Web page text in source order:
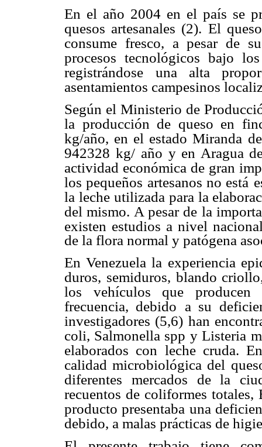
En el año 2004 en el país se
quesos artesanales (2). El
consume fresco, a pesar de su
procesos tecnológicos bajo
registrándose
una alta
asentamientos campesinos
Según el Ministerio de
la producción de queso en
kg/año, en el estado Miranda
942328 kg/ año y en Aragua
actividad económica de gran
los pequeños artesanos no está
la leche utilizada para la
del mismo. A pesar de la
existen estudios a nivel
de la flora normal y patógena
En Venezuela la experiencia
duros, semiduros, blando
los vehículos que producen
frecuencia, debido a su
investigadores (5,6) han
coli, Salmonella spp y Listeria
elaborados con leche cruda.
calidad microbiológica del
diferentes mercados de la
recuentos de coliformes totales,
producto presentaba una
debido, a malas prácticas de